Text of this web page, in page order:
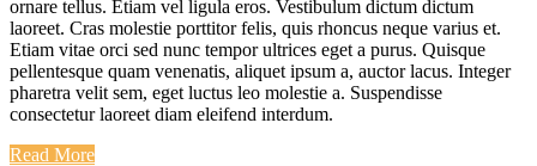
ornare tellus. Etiam vel ligula eros. Vestibulum dictum dictum
laoreet. Cras molestie porttitor felis, quis rhoncus neque varius et.
Etiam vitae orci sed nunc tempor ultrices eget a purus. Quisque
pellentesque quam venenatis, aliquet ipsum a, auctor lacus. Integer
pharetra velit sem, eget luctus leo molestie a. Suspendisse
consectetur laoreet diam eleifend interdum.
Read More